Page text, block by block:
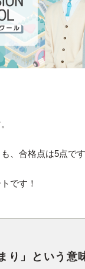
、合格点は5点で
です！
り」という意